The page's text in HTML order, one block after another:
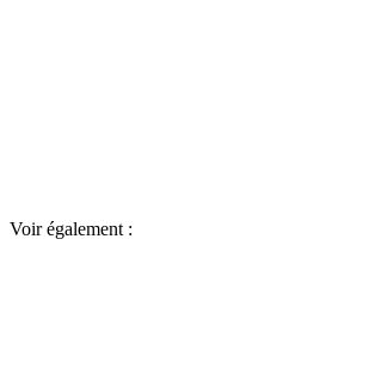
Voir également :